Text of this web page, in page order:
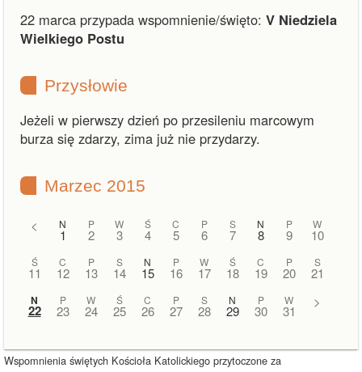
22 marca przypada wspomnienie/święto: V Niedziela
Wielkiego Postu
Przysłowie
Jeżeli w pierwszy dzień po przesileniu marcowym
burza się zdarzy, zima już nie przydarzy.
Marzec 2015
< N
1
P
2
W
3
Ś
4
C
5
P
6
S
7
N
8
P
9
W
10
Ś
11
C
12
P
13
S
14
N
15
P
16
W
17
Ś
18
C
19
P
20
S
21
N
22
P
23
W
24
Ś
25
C
26
P
27
S
28
N
29
P
30
W
31
>
Wspomnienia świętych Kościoła Katolickiego przytoczone za